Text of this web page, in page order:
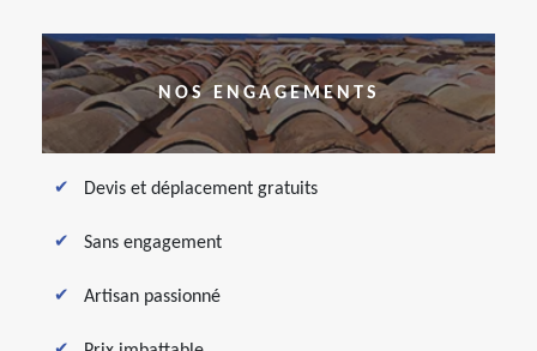
NOS ENGAGEMENTS
Devis et déplacement gratuits
Sans engagement
Artisan passionné